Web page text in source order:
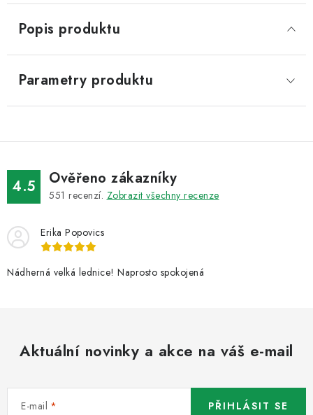
Popis produktu
Parametry produktu
4.5 Ověřeno zákazníky
551 recenzí. Zobrazit všechny recenze
Erika Popovics
Nádherná velká lednice! Naprosto spokojená
Aktuální novinky a akce na váš e-mail
E-mail PŘIHLÁSIT SE